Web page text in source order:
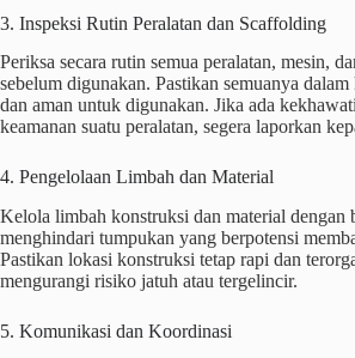
3. Inspeksi Rutin Peralatan dan Scaffolding
Periksa secara rutin semua peralatan, mesin,
sebelum digunakan. Pastikan semuanya
dan aman untuk digunakan. Jika ada
keamanan suatu peralatan, segera laporkan
4. Pengelolaan Limbah dan Material
Kelola limbah konstruksi dan material dengan
menghindari tumpukan yang berpotensi
Pastikan lokasi konstruksi tetap rapi dan
mengurangi risiko jatuh atau tergelincir.
5. Komunikasi dan Koordinasi